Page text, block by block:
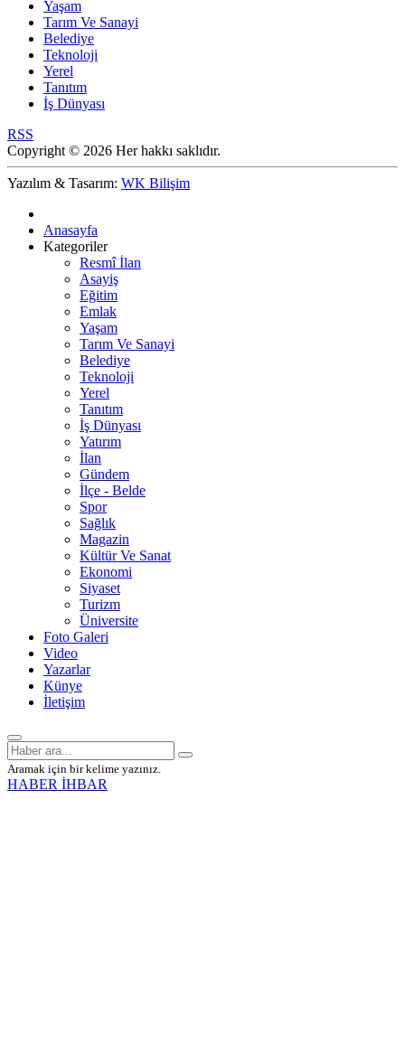
Yaşam
Tarım Ve Sanayi
Belediye
Teknoloji
Yerel
Tanıtım
İş Dünyası
RSS
Copyright © 2026 Her hakkı saklıdır.
Yazılım & Tasarım: WK Bilişim
Anasayfa
Kategoriler
Resmî İlan
Asayiş
Eğitim
Emlak
Yaşam
Tarım Ve Sanayi
Belediye
Teknoloji
Yerel
Tanıtım
İş Dünyası
Yatırım
İlan
Gündem
İlçe - Belde
Spor
Sağlık
Magazin
Kültür Ve Sanat
Ekonomi
Siyaset
Turizm
Üniversite
Foto Galeri
Video
Yazarlar
Künye
İletişim
Aramak için bir kelime yazınız.
HABER İHBAR